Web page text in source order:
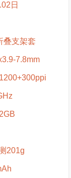
日
叠支架套
7.8mm
201g